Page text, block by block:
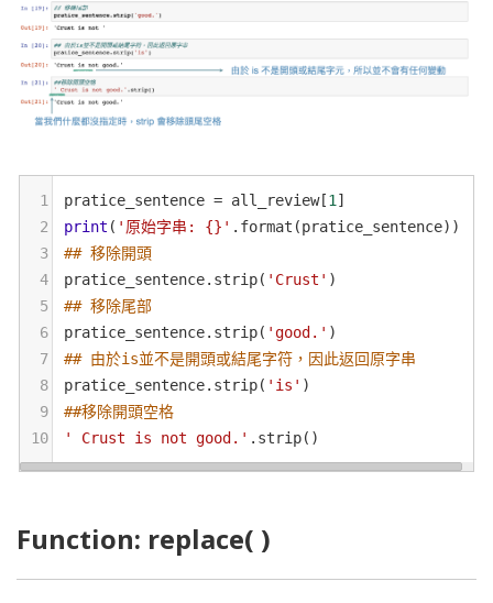
1 pratice_sentence = all_review[1 ]
2
print ( '原始字串: {}' . format (pratice_sentence))
3
## 移除開頭
4
pratice_sentence. strip( 'Crust' )
5
## 移除尾部
6
pratice_sentence. strip( 'good.' )
7
## 由於is並不是開頭或結尾字符，因此返回原字串
8
pratice_sentence. strip( 'is' )
9
##移除開頭空格
10
' Crust is not good.' . strip()
Function: replace( )